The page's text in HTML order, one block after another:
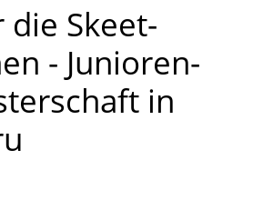
Skeet-
- Junioren-
in